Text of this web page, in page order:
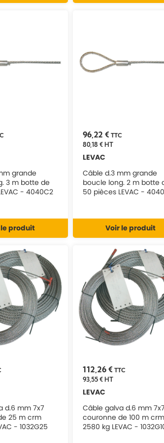
grande
3 m botte de
- 4040C2
produit
96,22 € TTC
80,18 €HT
LEVAC
Câble d.3 mm grande
boucle long. 2 m botte
50 pièces LEVAC -
Voir le produit
d.6 mm 7x7
25 m crm
- 1032G25
112,26 € TTC
93,55 €HT
LEVAC
Câble galva d.6 mm 7x7
couronne de 100 m crm
2580 kg LEVAC -